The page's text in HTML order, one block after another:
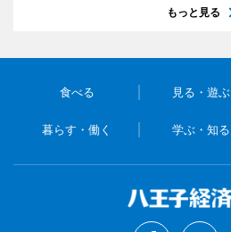
もっと見る
食べる 見る・遊ぶ
暮らす・働く 学ぶ・知る